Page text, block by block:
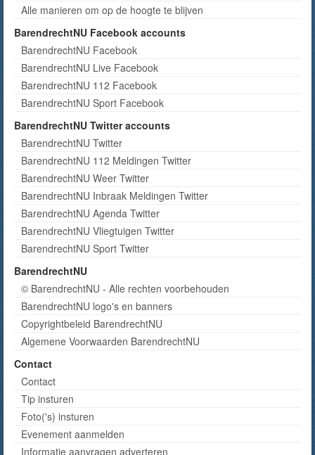
Alle manieren om op de hoogte te blijven
BarendrechtNU Facebook accounts
BarendrechtNU Facebook
BarendrechtNU Live Facebook
BarendrechtNU 112 Facebook
BarendrechtNU Sport Facebook
BarendrechtNU Twitter accounts
BarendrechtNU Twitter
BarendrechtNU 112 Meldingen Twitter
BarendrechtNU Weer Twitter
BarendrechtNU Inbraak Meldingen Twitter
BarendrechtNU Agenda Twitter
BarendrechtNU Vliegtuigen Twitter
BarendrechtNU Sport Twitter
BarendrechtNU
© BarendrechtNU - Alle rechten voorbehouden
BarendrechtNU logo's en banners
Copyrightbeleid BarendrechtNU
Algemene Voorwaarden BarendrechtNU
Contact
Contact
Tip insturen
Foto('s) insturen
Evenement aanmelden
Informatie aanvragen adverteren